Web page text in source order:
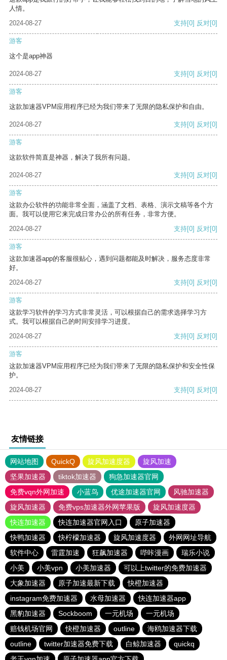
人情。
2024-08-27
支持[0] 反对[0]
游客
这个是app神器
2024-08-27 支持[0] 反对[0]
游客
这款加速器VPM应用程序已经为我们带来了无限的隐私保护和自由。
2024-08-27 支持[0] 反对[0]
游客
这款软件简直是神器，解决了我所有问题。
2024-08-27 支持[0] 反对[0]
游客
这款办公软件的功能非常全面，涵盖了文档、表格、演示文稿等各个方
面。我可以使用它来完成日常办公的所有任务，非常方便。
2024-08-27
支持[0] 反对[0]
游客
这款加速器app的客服很贴心，遇到问题都能及时解决，服务态度非常
好。
2024-08-27
支持[0] 反对[0]
游客
这款学习软件的学习方式非常灵活，可以根据自己的需求选择学习方
式。我可以根据自己的时间安排学习进度。
2024-08-27
支持[0] 反对[0]
游客
这款加速器VPM应用程序已经为我们带来了无限的隐私保护和安全性保
护。
2024-08-27
支持[0] 反对[0]
友情链接
网站地图 QuickQ 旋风加速度器
旋风加速
坚果加速器
tiktok加速器
狗急加速器官网
免费vqn外网加速
小蓝鸟 优途加速器官网
风驰加速器
旋风加速器
免费vps加速器外网苹果版
旋风加速度器
快连加速器
快连加速器官网入口
原子加速器
快鸭加速器
快柠檬加速器 旋风加速度器
外网网址导航
软件中心
雷霆加速 狂飙加速器 哔咔漫画
瑞乐小说
小美
小美vpn 小美加速器
可以上twitter的免费加速器
大象加速器
原子加速最新下载
快橙加速器
instagram免费加速器
水母加速器
快连加速器app
黑豹加速器
Sockboom 一元机场
一元机场
赔钱机场官网
快橙加速器 outline
海鸥加速器下载
outline
twitter加速器免费下载 白鲸加速器
quickq